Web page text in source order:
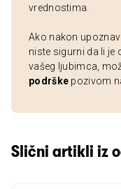
vrednostima.
Ako nakon
niste sigurni da li je
vašeg ljubimca,
podrške pozivom
Slični artikli iz